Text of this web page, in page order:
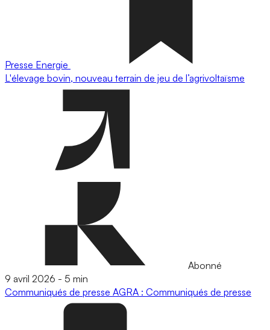
Presse Energie
L'élevage bovin, nouveau terrain de jeu de l’agrivoltaïsme
Abonné
9 avril 2026 - 5 min
Communiqués de presse AGRA : Communiqués de presse